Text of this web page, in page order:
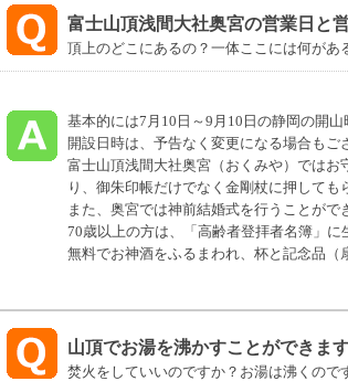
富士山頂浅間大社奥宮の営業日と
頂上のどこにあるの？一体ここには何があ
基本的には7月10日～9月10日の静岡の開
開設日時は、予告なく変更になる場合もご
富士山頂浅間大社奥宮（おくみや）では
り、御朱印帳だけでなく金剛杖に押しても
また、奥宮では神前結婚式を行うことがで
70歳以上の方は、「高齢者登拝者名簿」
無料でお神酒をふるまわれ、杯と記念品（
山頂でお湯を沸かすことができま
焚火をしていいのですか？お湯は沸くので